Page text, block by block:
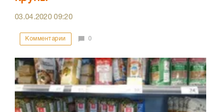
03.04.202009:20
Комментарии 0